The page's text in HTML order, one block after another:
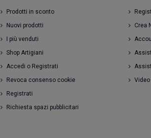
Prodotti in sconto
Nuovi prodotti
I più venduti
Shop Artigiani
Accedi o Registrati
Revoca consenso cookie
Registrati
Richiesta spazi pubblicitari
Crea